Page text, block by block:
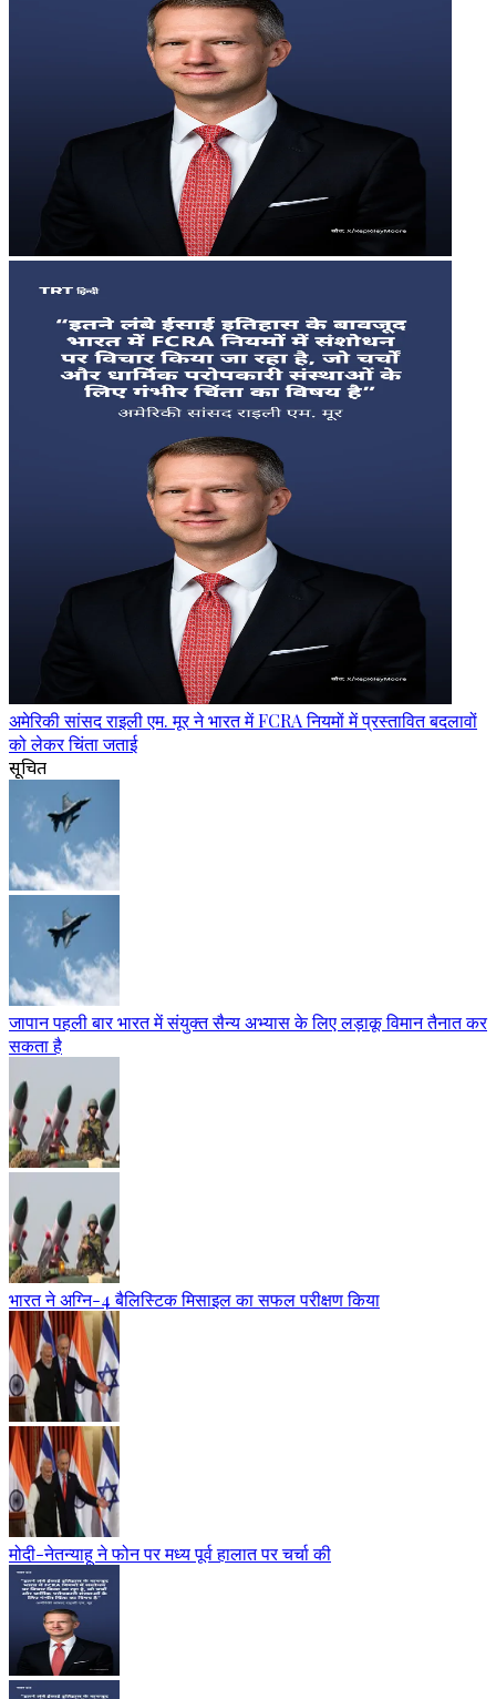
अमेरिकी सांसद राइली एम. मूर ने भारत में FCRA नियमों में प्रस्तावित बदलावों
को लेकर चिंता जताई
सूचित
जापान पहली बार भारत में संयुक्त सैन्य अभ्यास के लिए लड़ाकू विमान तैनात कर
सकता है
भारत ने अग्नि-4 बैलिस्टिक मिसाइल का सफल परीक्षण किया
मोदी-नेतन्याहू ने फोन पर मध्य पूर्व हालात पर चर्चा की